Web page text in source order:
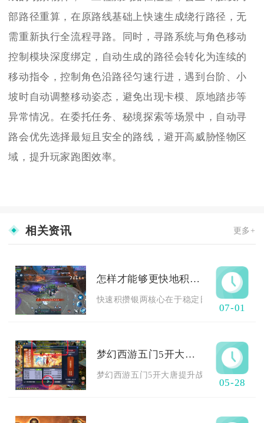
部路径重算，在原路线基础上快速生成绕行路径，无
需重新执行全流程寻路。同时，寻路系统与角色移动
控制模块深度绑定，自动生成的路径会转化为连续的
移动指令，控制角色沿路径匀速行进，遇到台阶、小
坡时自动调整移动姿态，避免出现卡模、原地踏步等
异常情况。在委托任务、秘境探索等场景中，自动寻
路会优先选择最短且安全的路线，避开高威胁怪物区
域，提升玩家跑图效率。
相关资讯 更多+
怎样才能够更快地积攒新笑傲江湖手游银两
快速积攒银两核心在于稳定日常必做、帮
07-01
梦幻西游五门5开大唐如何提升战力
梦幻西游五门5开大唐提升战力，核心在于
05-28